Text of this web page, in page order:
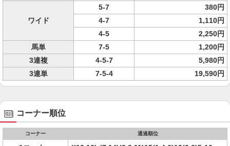
ワイド
5-7
380円
4-7
1,110円
4-5
2,250円
馬単
7-5
1,200円
3連複
4-5-7
5,980円
3連単
7-5-4 19,590円
コーナー順位
コーナー 通過順位